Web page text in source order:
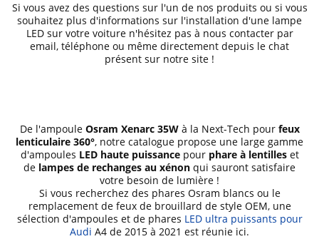
Si vous avez des questions sur l'un de nos produits ou si vous
souhaitez plus d'informations sur l'installation d'une lampe
LED sur votre voiture n'hésitez pas à nous contacter par
email, téléphone ou même directement depuis le chat
présent sur notre site !
De l'ampoule Osram Xenarc 35Wà la Next-Tech pour feux
lenticulaire 360°, notre catalogue propose une large gamme
d'ampoules LED haute puissancepour phare à lentilleset
de lampes de rechanges au xénon qui sauront satisfaire
votre besoin de lumière !
Si vous recherchez des phares Osram blancs ou le
remplacement de feux de brouillard de style OEM, une
sélection d'ampoules et de phares LED ultra puissants pour
Audi A4 de 2015 à 2021 est réunie ici.